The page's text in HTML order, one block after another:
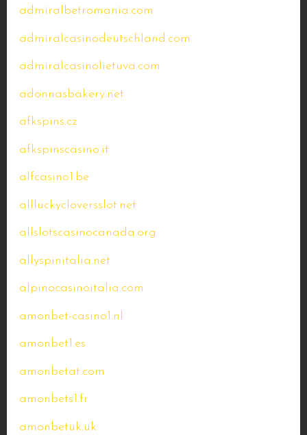
admiralbetromania.com
admiralcasinodeutschland.com
admiralcasinolietuva.com
adonnasbakery.net
afkspins.cz
afkspinscasino.it
alfcasino1.be
allluckycloversslot.net
allslotscasinocanada.org
allyspinitalia.net
alpinocasinoitalia.com
amonbet-casino1.nl
amonbet1.es
amonbetat.com
amonbets1.fr
amonbetuk.uk